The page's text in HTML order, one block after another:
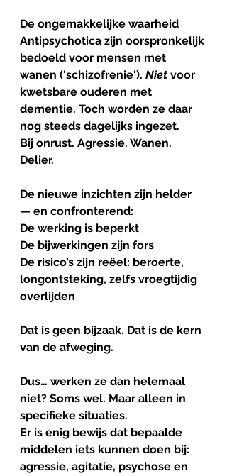
De ongemakkelijke waarheid
Antipsychotica zijn oorspronkelijk
bedoeld voor mensen met
wanen ('schizofrenie'). Niet voor
kwetsbare ouderen met
dementie. Toch worden ze daar
nog steeds dagelijks ingezet.
Bij onrust. Agressie. Wanen.
Delier.
De nieuwe inzichten zijn helder
— en confronterend:
De werking is beperkt
De bijwerkingen zijn fors
De risico’s zijn reëel: beroerte,
longontsteking, zelfs vroegtijdig
overlijden
Dat is geen bijzaak. Dat is de kern
van de afweging.
Dus… werken ze dan helemaal
niet? Soms wel. Maar alleen in
specifieke situaties.
Er is enig bewijs dat bepaalde
middelen iets kunnen doen bij:
agressie, agitatie, psychose en